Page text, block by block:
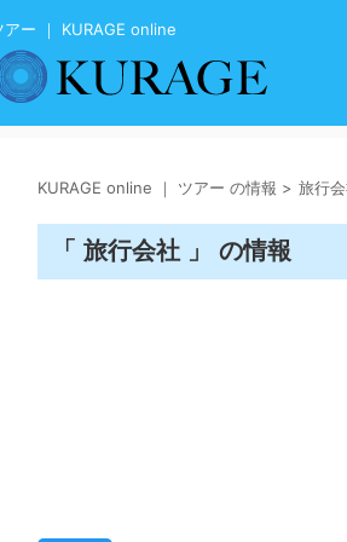
アー ｜ KURAGE online
KURAGE online ｜ ツアー の情報 > 旅行
「 旅行会社 」 の情報